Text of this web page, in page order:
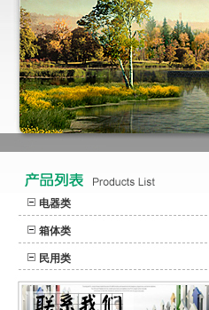
电器类
箱体类
民用类